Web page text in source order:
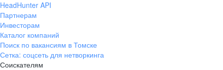
HeadHunter API
Партнерам
Инвесторам
Каталог компаний
Поиск по вакансиям в Томске
Сетка: соцсеть для нетворкинга
Соискателям